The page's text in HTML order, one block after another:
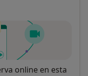
online en esta